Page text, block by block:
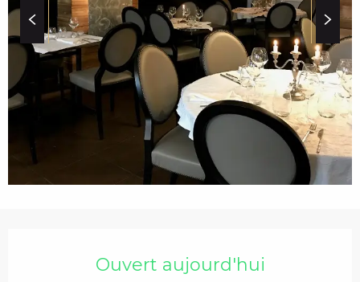
p
Ouvert aujourd'hui